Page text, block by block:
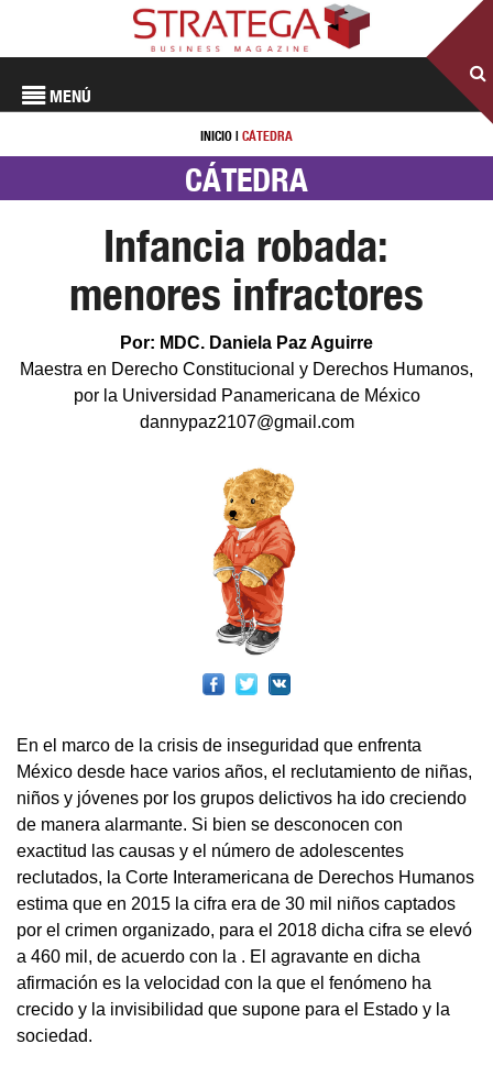
MENÚ
INICIO | CÁTEDRA
CÁTEDRA
Infancia robada:
menores infractores
Por: MDC. Daniela Paz Aguirre
Maestra en Derecho Constitucional y Derechos Humanos,
por la Universidad Panamericana de México
dannypaz2107@gmail.com
En el marco de la crisis de inseguridad que enfrenta
México desde hace varios años, el reclutamiento de niñas,
niños y jóvenes por los grupos delictivos ha ido creciendo
de manera alarmante. Si bien se desconocen con
exactitud las causas y el número de adolescentes
reclutados, la Corte Interamericana de Derechos Humanos
estima que en 2015 la cifra era de 30 mil niños captados
por el crimen organizado, para el 2018 dicha cifra se elevó
a 460 mil, de acuerdo con la . El agravante en dicha
afirmación es la velocidad con la que el fenómeno ha
crecido y la invisibilidad que supone para el Estado y la
sociedad.